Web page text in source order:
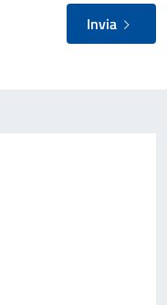
Invia